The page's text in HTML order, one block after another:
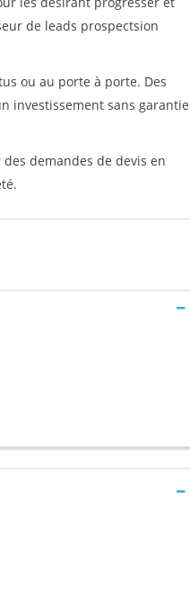
de leads prospectsion
ou au porte à porte. Des
investissement sans garantie
demandes de devis en